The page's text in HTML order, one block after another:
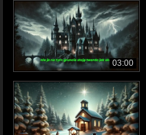
03:00